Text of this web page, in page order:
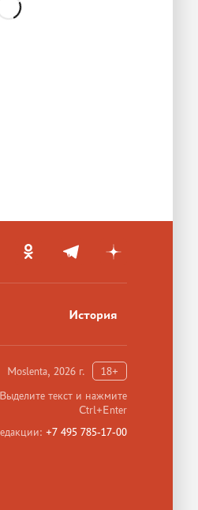
История
Moslenta, 2026 г.
18+
текст и нажмите
Ctrl+Enter
+7 495 785-17-00